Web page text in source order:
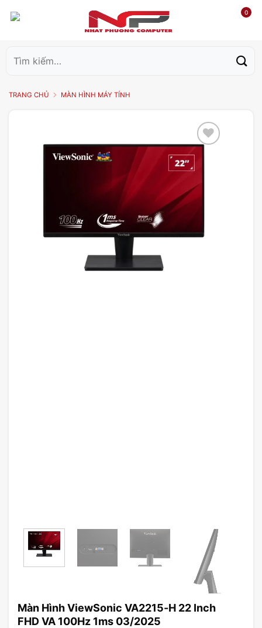
0
kiếm:
TRANG CHỦ MÀN HÌNH MÁY TÍNH
wishlist
Màn Hình ViewSonic VA2215-H 22 Inch
FHD VA 100Hz 1ms 03/2025